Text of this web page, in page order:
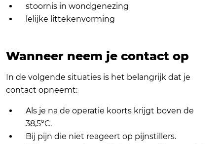
stoornis in wondgenezing
lelijke littekenvorming
Wanneer neem je contact op
In de volgende situaties is het belangrijk dat je
contact opneemt:
Als je na de operatie koorts krijgt boven de
38,5°C.
Bij pijn die niet reageert op pijnstillers.